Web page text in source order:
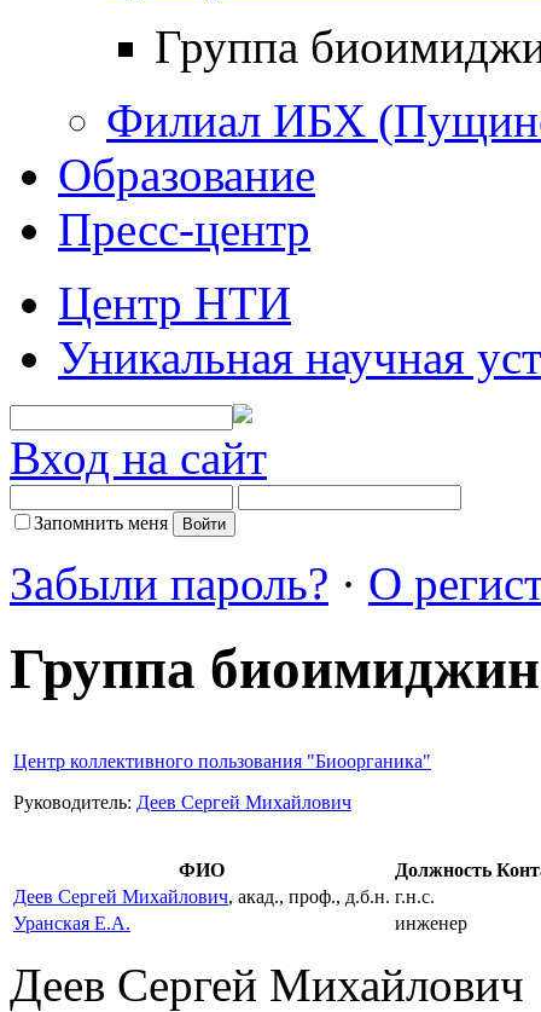
Группа
Филиал ИБХ
Образование
Пресс-центр
Центр НТИ
Уникальная научная
Вход на сайт
Запомнить меня
Забыли пароль? · О
Группа
Центр коллективного пользования "Биоорганика"
Руководитель: Деев Сергей Михайлович
ФИО Должность
Деев Сергей Михайлович, акад., проф., д.б.н. г.н.с.
Уранская Е.А.
инженер
Деев Сергей Михайлович